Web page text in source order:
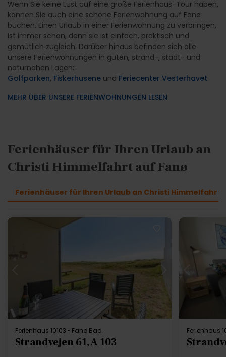
Wenn Sie keine Lust auf eine große Ferienhaus-Tour haben,
können Sie auch eine schöne Ferienwohnung auf Fanø
buchen. Einen Urlaub in einer Ferienwohnung zu verbringen,
ist immer schön, denn sie ist einfach, praktisch und
gemütlich zugleich. Darüber hinaus befinden sich alle
unsere Ferienwohnungen in guten, strand-, stadt- und
naturnahen Lagen::
Golfparken, Fiskerhusene und Feriecenter Vesterhavet.
MEHR ÜBER UNSERE FERIENWOHNUNGEN LESEN
Ferienhäuser für Ihren Urlaub an
Christi Himmelfahrt auf Fanø
Ferienhäuser für Ihren Urlaub an Christi Himmelfahrt
Lädt ...
Ferienhaus 10103 • Fanø Bad
Strandvejen 61, A 103
Ferienhaus